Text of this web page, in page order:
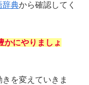
辞典から確認してく
かにやりましょ
を変えていきま